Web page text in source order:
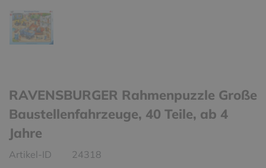
RAVENSBURGER Rahmenpuzzle Große
Baustellenfahrzeuge, 40 Teile, ab 4
Jahre
Artikel-ID 24318